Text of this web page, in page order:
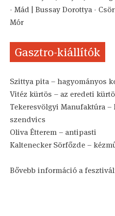
- Mád | Bussay Dorottya -
Mór
Gasztro-kiállítók
Szittya pita – hagyományos
Vitéz kürtös – az eredeti
Tekeresvölgyi Manufaktúra
szendvics
Oliva Étterem – antipasti
Kaltenecker Sörfőzde –
Bővebb információ a